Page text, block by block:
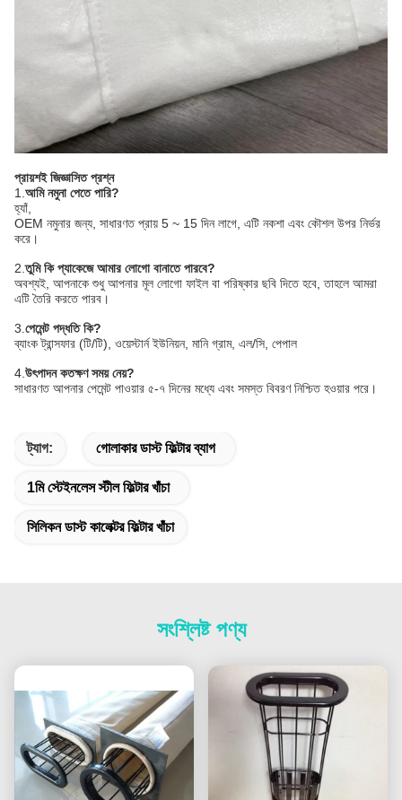
প্রায়শই জিজ্ঞাসিত প্রশ্ন
1. আমি নমুনা পেতে পারি?
হ্যাঁ,
OEM নমুনার জন্য, সাধারণত প্রায় 5 ~ 15 দিন লাগে, এটি নকশা এবং কৌশল উপর নির্ভর
করে।
2.তুমি কি প্যাকেজে আমার লোগো বানাতে পারবে?
অবশ্যই, আপনাকে শুধু আপনার মূল লোগো ফাইল বা পরিষ্কার ছবি দিতে হবে, তাহলে আমরা
এটি তৈরি করতে পারব।
3. পেমেন্ট পদ্ধতি কি?
ব্যাংক ট্রান্সফার (টি/টি), ওয়েস্টার্ন ইউনিয়ন, মানি গ্রাম, এল/সি, পেপাল
4. উৎপাদন কতক্ষণ সময় নেয়?
সাধারণত আপনার পেমেন্ট পাওয়ার ৫-৭ দিনের মধ্যে এবং সমস্ত বিবরণ নিশ্চিত হওয়ার পরে।
ট্যাগ: গোলাকার ডাস্ট ফিল্টার ব্যাগ
1মি স্টেইনলেস স্টীল ফিল্টার খাঁচা
সিলিকন ডাস্ট কালেক্টর ফিল্টার খাঁচা
সংশ্লিষ্ট পণ্য